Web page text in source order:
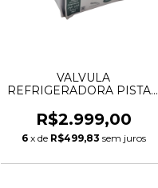
VALVULA
REFRIGERADORA PISTAO
DEFENDER DISCOVERY
SPORT EVOQUE VELAR 2.0
16V INGENIUM LR073684
R$2.999,00
6 x de R$499,83 sem juros